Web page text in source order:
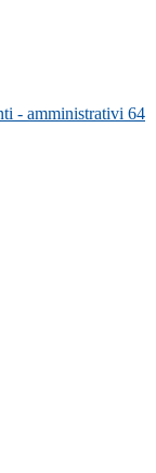
- amministrativi 64